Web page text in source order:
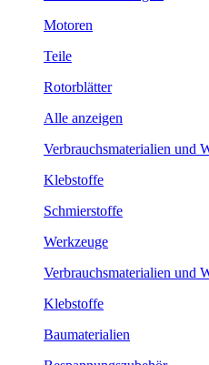
Motoren
Teile
Rotorblätter
Alle anzeigen
Verbrauchsmaterialien und
Klebstoffe
Schmierstoffe
Werkzeuge
Verbrauchsmaterialien und
Klebstoffe
Baumaterialien